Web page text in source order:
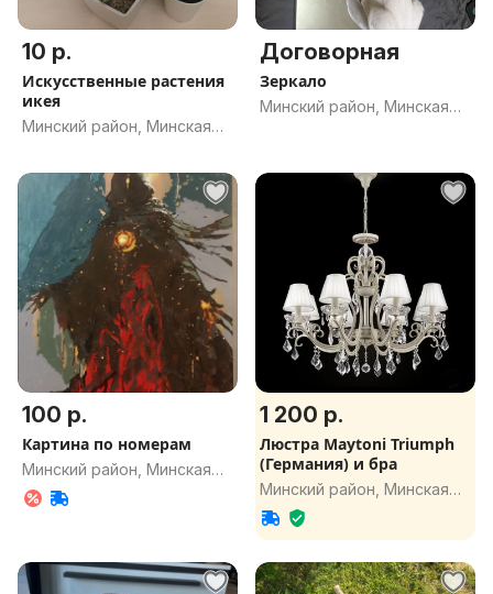
10 р.
Искусственные растения
икея
Минский район, Минская
Договорная
Зеркало
Минский район, Минская
100 р.
Картина по номерам
Минский район, Минская
обл.
1 200 р.
Люстра Maytoni Triumph
(Германия) и бра
Минский район, Минская
обл.